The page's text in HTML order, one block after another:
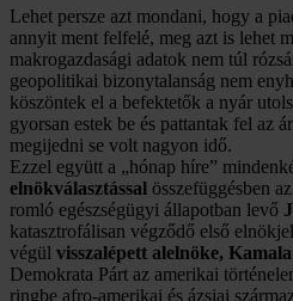
Lehet persze azt mondani, hogy a
annyit ment felfelé, meg azt is lehet
makrogazdasági adatok nem túl
geopolitikai bizonytalanság nem
köszöntek el a befektetők a nyár
gyorsan estek be és pattantak fel az
megijedni se volt nagyon idő.
Ezzel együtt a „hónap híre”
elnökválasztással összefüggésben
romló egészségügyi állapotban levő
katasztrofálisan végződő első
végül visszalépett alelnöke,
Demokrata Párt az amerikai
ringbe afro-amerikai és ázsiai